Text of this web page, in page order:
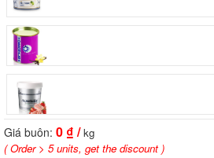
Giá buôn: 0 ₫ / kg
( Order > 5 units, get the discount )